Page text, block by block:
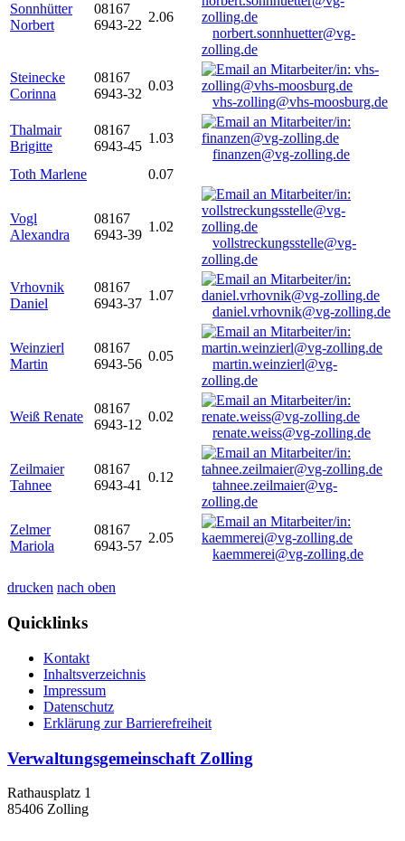
Sonnhütter
Norbert
08167
6943-22
2.06
norbert.sonnhuetter@vg-
zolling.de
Steinecke
Corinna
08167
6943-32
0.03
vhs-zolling@vhs-moosburg.de
Thalmair
Brigitte
08167
6943-45
1.03
finanzen@vg-zolling.de
Toth Marlene
0.07
Vogl
Alexandra
08167
6943-39
1.02
vollstreckungsstelle@vg-
zolling.de
Vrhovnik
Daniel
08167
6943-37
1.07
daniel.vrhovnik@vg-zolling.de
Weinzierl
Martin
08167
6943-56
0.05
martin.weinzierl@vg-
zolling.de
Weiß Renate
08167
6943-12
0.02
renate.weiss@vg-zolling.de
Zeilmaier
Tahnee
08167
6943-41
0.12
tahnee.zeilmaier@vg-
zolling.de
Zelmer
Mariola
08167
6943-57
2.05
kaemmerei@vg-zolling.de
drucken nach oben
Quicklinks
Kontakt
Inhaltsverzeichnis
Impressum
Datenschutz
Erklärung zur Barrierefreiheit
Verwaltungsgemeinschaft Zolling
Rathausplatz 1
85406 Zolling